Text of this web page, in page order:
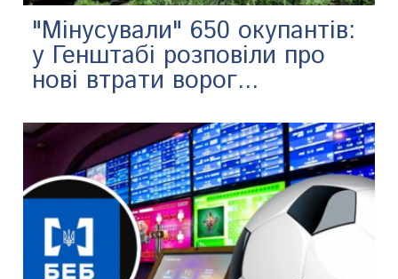
"Мінусували" 650 окупантів:
у Генштабі розповіли про
нові втрати ворог...